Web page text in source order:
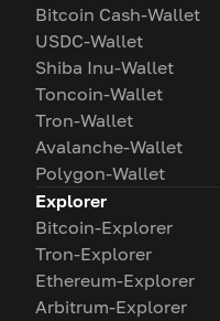
Bitcoin Cash-Wallet
USDC-Wallet
Shiba Inu-Wallet
Toncoin-Wallet
Tron-Wallet
Avalanche-Wallet
Polygon-Wallet
Explorer
Bitcoin-Explorer
Tron-Explorer
Ethereum-Explorer
Arbitrum-Explorer